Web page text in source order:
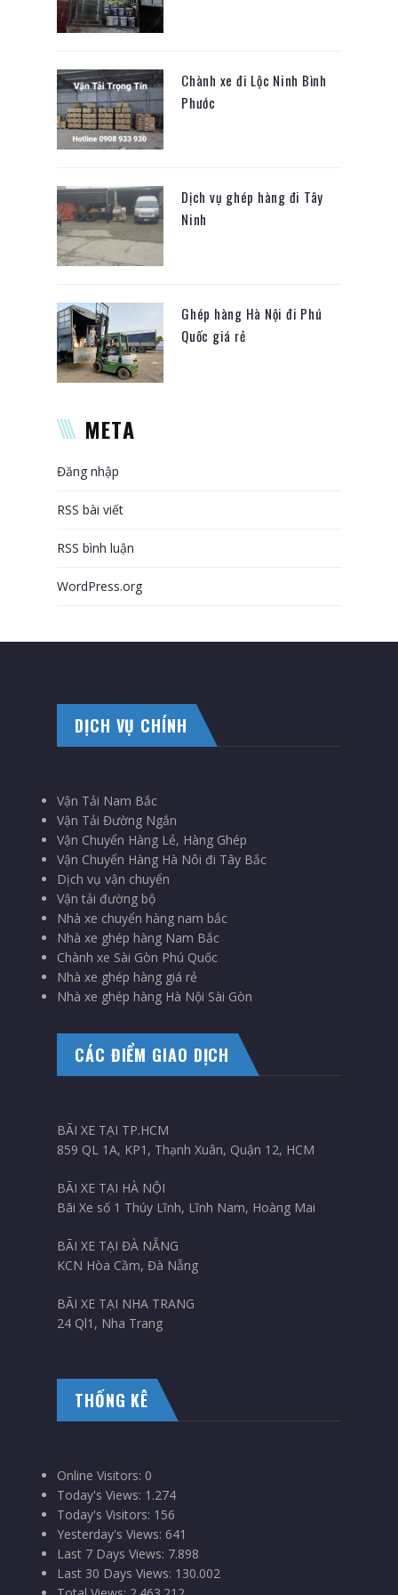
Chành xe đi Lộc Ninh Bình
Phước
Dịch vụ ghép hàng đi Tây
Ninh
Ghép hàng Hà Nội đi Phú
Quốc giá rẻ
META
Đăng nhập
RSS bài viết
RSS bình luận
WordPress.org
DỊCH VỤ CHÍNH
Vận Tải Nam Bắc
Vận Tải Đường Ngắn
Vận Chuyển Hàng Lẻ, Hàng Ghép
Vận Chuyển Hàng Hà Nôi đi Tây Bắc
Dịch vụ vận chuyển
Vận tải đường bộ
Nhà xe chuyển hàng nam bắc
Nhà xe ghép hàng Nam Bắc
Chành xe Sài Gòn Phú Quốc
Nhà xe ghép hàng giá rẻ
Nhà xe ghép hàng Hà Nội Sài Gòn
CÁC ĐIỂM GIAO DỊCH
BÃI XE TẠI TP.HCM
859 QL 1A, KP1, Thạnh Xuân, Quận 12, HCM
BÃI XE TẠI HÀ NỘI
Bãi Xe số 1 Thúy Lĩnh, Lĩnh Nam, Hoàng Mai
BÃI XE TẠI ĐÀ NẴNG
KCN Hòa Cầm, Đà Nẵng
BÃI XE TẠI NHA TRANG
24 Ql1, Nha Trang
THỐNG KÊ
Online Visitors: 0
Today's Views: 1.274
Today's Visitors: 156
Yesterday's Views: 641
Last 7 Days Views: 7.898
Last 30 Days Views: 130.002